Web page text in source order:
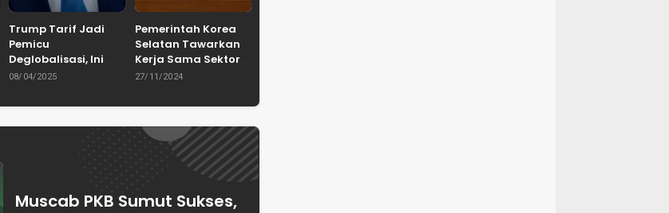
Trump Tarif Jadi
Pemicu
Deglobalisasi, Ini
Ulasan Tajam dari
ASPRINDO
08/04/2025
Pemerintah Korea
Selatan Tawarkan
Kerja Sama Sektor
Pertanian untuk
Pangan Indonesia
27/11/2024
Muscab PKB Sumut Sukses,